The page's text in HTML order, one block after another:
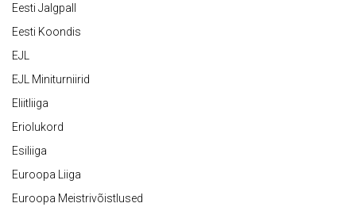
Eesti Jalgpall
Eesti Koondis
EJL
EJL Miniturniirid
Eliitliiga
Eriolukord
Esiliiga
Euroopa Liiga
Euroopa Meistrivõistlused